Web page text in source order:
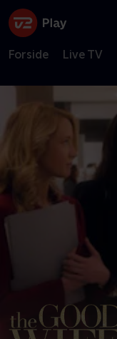
Forside Live TV